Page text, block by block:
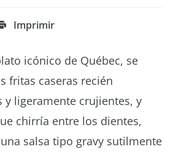
Imprimir
icónico de Québec, se
fritas caseras recién
y ligeramente crujientes, y
chirría entre los dientes,
salsa tipo gravy sutilmente